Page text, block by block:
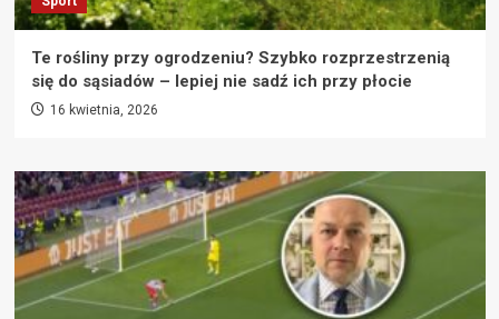
Te rośliny przy ogrodzeniu? Szybko rozprzestrzenią
się do sąsiadów – lepiej nie sadź ich przy płocie
16 kwietnia, 2026